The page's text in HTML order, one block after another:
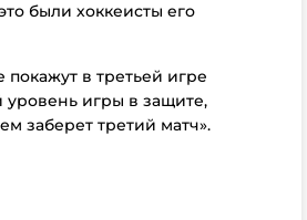
были хоккеисты его
покажут в третьей игре
игры в защите,
заберет третий матч».